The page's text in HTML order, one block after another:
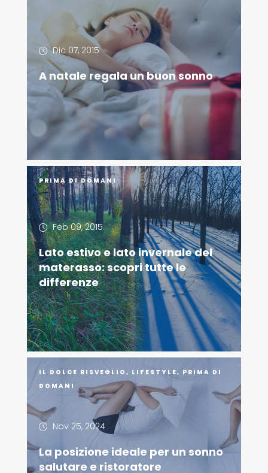
Dic 07, 2015
A natale regala un buon sonno
PRIMA DI DOMANI
Feb 09, 2015
Lato estivo e lato invernale del
materasso: scopri tutte le
differenze
IL DOLCE RISVEGLIO , LIFESTYLE, PRIMA DI
DOMANI
Nov 25, 2024
La posizione ideale per un sonno
salutare e ristoratore